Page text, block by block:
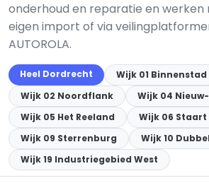
onderhoud en reparatie en werken
eigen import of via
AUTOROLA.
Heel Dordrecht
Wijk 01 Binnenstad
Wijk 02 Noordflank
Wijk 04
Wijk 05 Het Reeland
Wijk 06 Staart
Wijk 09 Sterrenburg
Wijk 10
Wijk 19 Industriegebied West